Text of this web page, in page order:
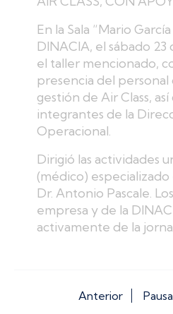
Anterior Pausa